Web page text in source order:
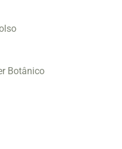
Botânico